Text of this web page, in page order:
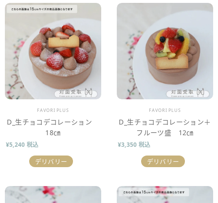
販売業者
FAVORI PLUS
D_生チョコデコレーション
18㎝
¥5,240 税込
デリバリー
販売業者
FAVORI PLUS
D_生チョコデコレーション＋
フルーツ盛 12㎝
¥3,350 税込
デリバリー